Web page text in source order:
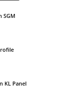
SGM
KL Panel